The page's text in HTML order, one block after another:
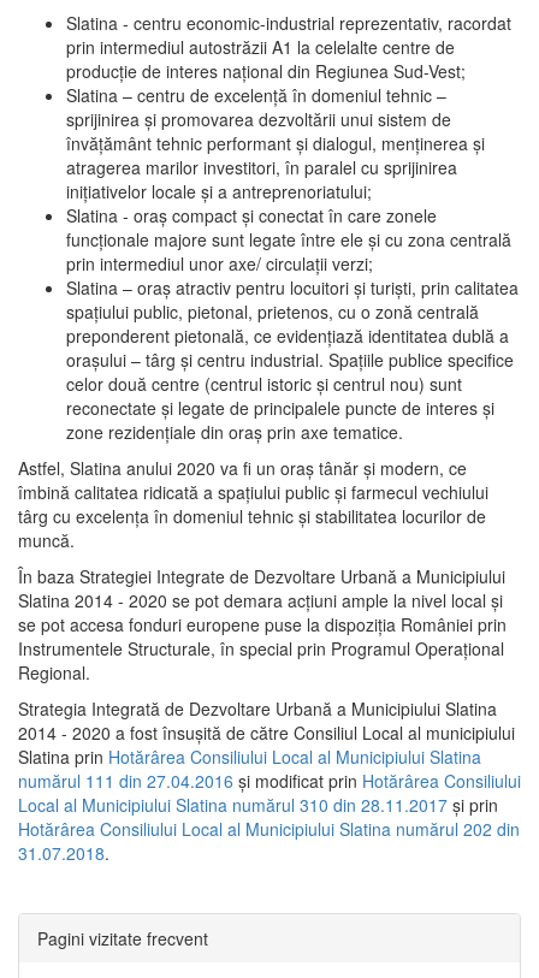
Slatina - centru economic-industrial reprezentativ, racordat
prin intermediul autostrăzii A1 la celelalte centre de
producţie de interes naţional din Regiunea Sud-Vest;
Slatina – centru de excelenţă în domeniul tehnic –
sprijinirea şi promovarea dezvoltării unui sistem de
învăţământ tehnic performant şi dialogul, menţinerea şi
atragerea marilor investitori, în paralel cu sprijinirea
iniţiativelor locale şi a antreprenoriatului;
Slatina - oraş compact şi conectat în care zonele
funcţionale majore sunt legate între ele şi cu zona centrală
prin intermediul unor axe/ circulații verzi;
Slatina – oraş atractiv pentru locuitori şi turişti, prin calitatea
spaţiului public, pietonal, prietenos, cu o zonă centrală
preponderent pietonală, ce evidenţiază identitatea dublă a
oraşului – târg şi centru industrial. Spaţiile publice specifice
celor două centre (centrul istoric şi centrul nou) sunt
reconectate şi legate de principalele puncte de interes şi
zone rezidenţiale din oraş prin axe tematice.
Astfel, Slatina anului 2020 va fi un oraş tânăr şi modern, ce
îmbină calitatea ridicată a spaţiului public şi farmecul vechiului
târg cu excelenţa în domeniul tehnic şi stabilitatea locurilor de
muncă.
În baza Strategiei Integrate de Dezvoltare Urbană a Municipiului
Slatina 2014 - 2020 se pot demara acţiuni ample la nivel local şi
se pot accesa fonduri europene puse la dispoziţia României prin
Instrumentele Structurale, în special prin Programul Operațional
Regional.
Strategia Integrată de Dezvoltare Urbană a Municipiului Slatina
2014 - 2020 a fost însuşită de către Consiliul Local al municipiului
Slatina prin Hotărârea Consiliului Local al Municipiului Slatina
numărul 111 din 27.04.2016 și modificat prin Hotărârea Consiliului
Local al Municipiului Slatina numărul 310 din 28.11.2017 și prin
Hotărârea Consiliului Local al Municipiului Slatina numărul 202 din
31.07.2018.
Pagini vizitate frecvent